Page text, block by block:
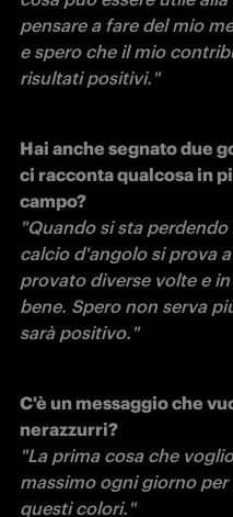
pensare a fare del mio
e spero che il mio
risultati positivi."
Hai anche segnato due
ci racconta qualcosa in
campo?
"Quando si sta
calcio d'angolo si prova
provato diverse volte e
bene. Spero non serva
sarà positivo."
C'è un messaggio che
nerazzurri?
"La prima cosa che
massimo ogni giorno
questi colori."